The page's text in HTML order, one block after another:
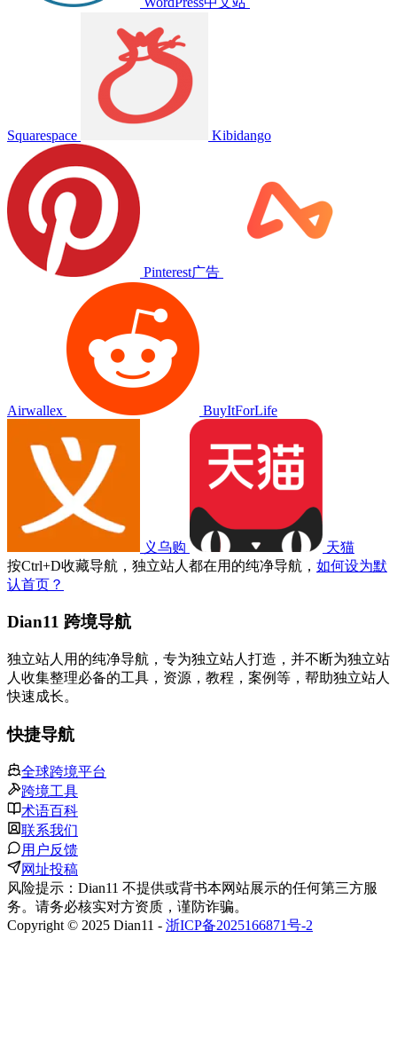
Squarespace Kibidango
Pinterest广告
Airwallex BuyItForLife
义乌购
天猫
按Ctrl+D收藏导航，独立站人都在用的纯净导航， 如何设为默
认首页？
Dian11 跨境导航
独立站人用的纯净导航，专为独立站人打造，并不断为独立站
人收集整理必备的工具，资源，教程，案例等，帮助独立站人
快速成长。
快捷导航
全球跨境平台
跨境工具
术语百科
联系我们
用户反馈
网址投稿
风险提示：Dian11 不提供或背书本网站展示的任何第三方服
务。请务必核实对方资质，谨防诈骗。
Copyright © 2025 Dian11 - 浙ICP备2025166871号-2